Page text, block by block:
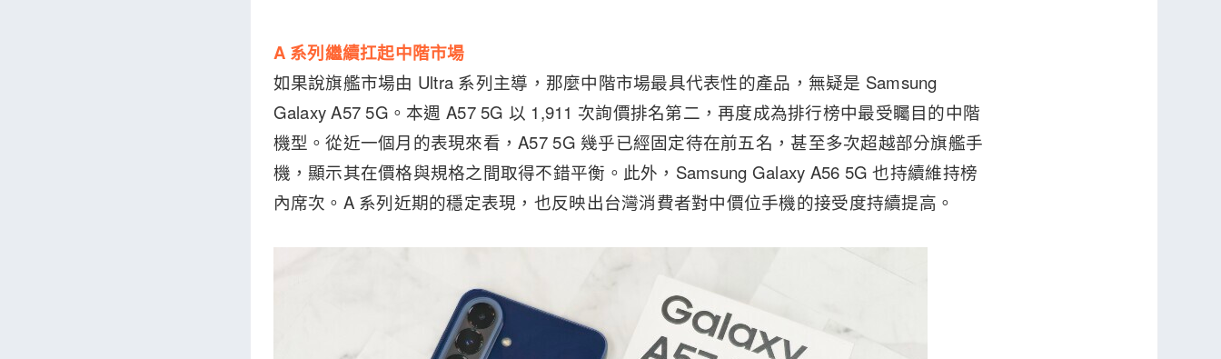
A 系列繼續扛起中階市場
如果說旗艦市場由 Ultra 系列主導，那麼中階市場最具代表性的產品，無疑是 Samsung
Galaxy A57 5G。本週 A57 5G 以 1,911 次詢價排名第二，再度成為排行榜中最受矚目的中階
機型。從近一個月的表現來看，A57 5G 幾乎已經固定待在前五名，甚至多次超越部分旗艦手
機，顯示其在價格與規格之間取得不錯平衡。此外，Samsung Galaxy A56 5G 也持續維持榜
內席次。A 系列近期的穩定表現，也反映出台灣消費者對中價位手機的接受度持續提高。